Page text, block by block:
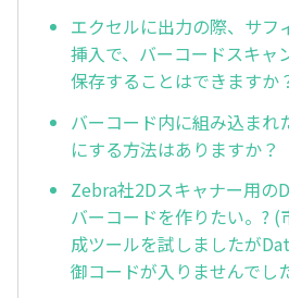
エクセルに出力の際、サフ
挿入で、バーコードスキャ
保存することはできますか
バーコード内に組み込まれ
にする方法はありますか？
Zebra社2Dスキャナー用の
バーコードを作りたい。?
成ツールを試しましたが
御コードが入りませんでし